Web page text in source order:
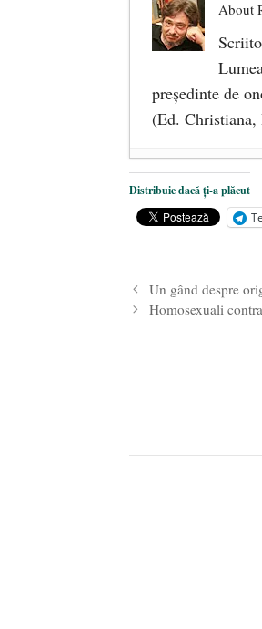
About
preşedinte de
(Ed. Christiana,
DANA
Sic credo –
Distribuie dacă ți-a plăcut
Un gând despre
Homosexuali